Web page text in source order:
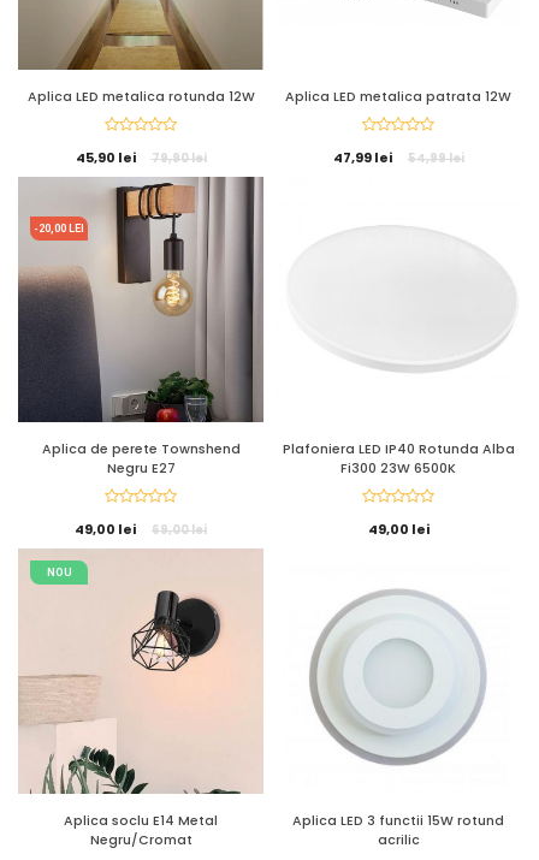
Aplica LED metalica rotunda 12W
45,90 lei 79,90 lei
Aplica LED metalica patrata 12W
47,99 lei 54,99 lei
-20,00 LEI
Aplica de perete Townshend
Negru E27
49,00 lei 69,00 lei
Plafoniera LED IP40 Rotunda Alba
Fi300 23W 6500K
49,00 lei
NOU
Aplica soclu E14 Metal
Negru/Cromat
Aplica LED 3 functii 15W rotund
acrilic